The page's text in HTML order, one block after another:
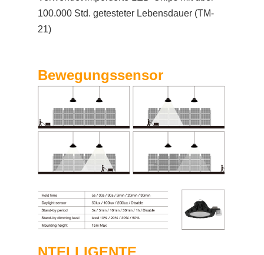
100.000 Std. getesteter Lebensdauer (TM-
21)
Bewegungssensor
NTELLIGENTE